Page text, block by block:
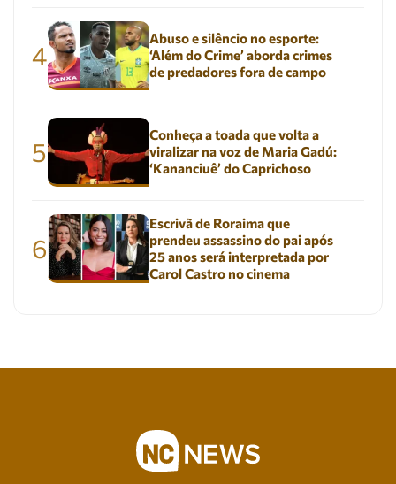
4
Abuso e silêncio no esporte:
‘Além do Crime’ aborda crimes
de predadores fora de campo
5
Conheça a toada que volta a
viralizar na voz de Maria Gadú:
‘Kananciuê’ do Caprichoso
6
Escrivã de Roraima que
prendeu assassino do pai após
25 anos será interpretada por
Carol Castro no cinema